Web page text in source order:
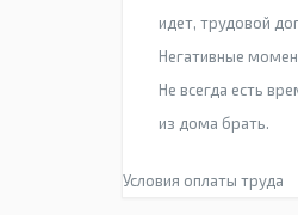
идет, трудовой
Негативные
Не всегда есть
из дома брать.
Условия оплаты труда